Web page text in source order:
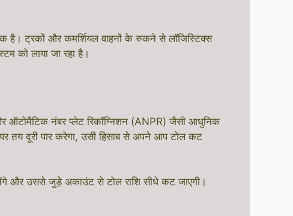
है। ट्रकों और कमर्शियल वाहनों के रुकने से लॉजिस्टिक्स
को लाया जा रहा है।
ऑटोमैटिक नंबर प्लेट रिकॉग्निशन (ANPR) जैसी आधुनिक
तय दूरी पार करेगा, उसी हिसाब से अपने आप टोल कट
और उससे जुड़े अकाउंट से टोल राशि सीधे कट जाएगी।